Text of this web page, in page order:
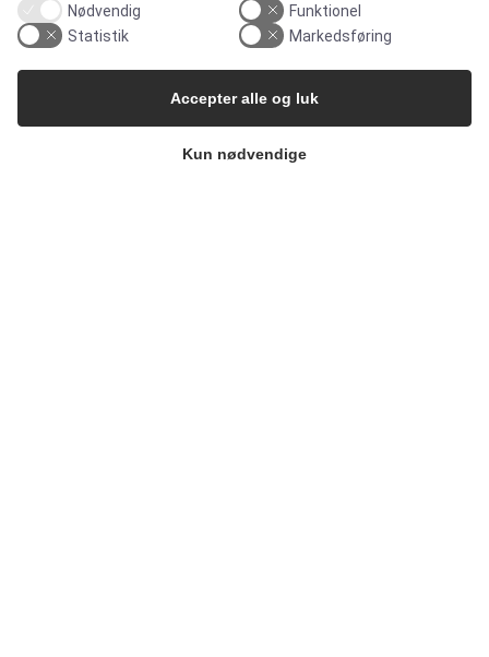
Pharma & Biotech – Multi-Use Solutions
Pharma & Biotech – Single-Use Solutions
Nødvendig
Funktionel
Statistik
Markedsføring
Kun nødvendige
Accepter alle og luk